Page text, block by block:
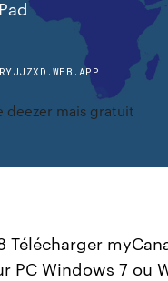
deezer mais gratuit
Télécharger
PC Windows 7 ou